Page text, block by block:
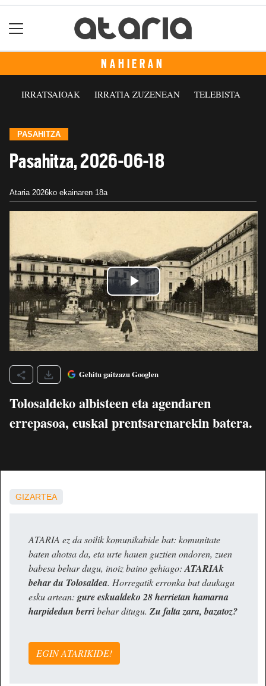
NAHIERAN
IRRATSAIOAK IRRATIA ZUZENEAN TELEBISTA
PASAHITZA
Pasahitza, 2026-06-18
Ataria 2026ko ekainaren 18a
Gehitu gaitzazu Googlen
Tolosaldeko albisteen eta agendaren
errepasoa, euskal prentsarenarekin batera.
GIZARTEA
ATARIA ez da soilik komunikabide bat: komunitate
baten ahotsa da, eta urte hauen guztien ondoren, zuen
babesa behar dugu, inoiz baino gehiago: ATARIAk
behar du Tolosaldea. Horregatik erronka bat daukagu
esku artean: gure eskualdeko 28 herrietan hamarna
harpidedun berribehar ditugu. Zu falta zara, bazatoz?
EGIN ATARIKIDE!